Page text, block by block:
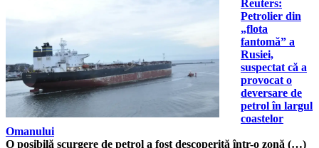
Reuters:
Petrolier din
„flota
fantomă” a
Rusiei,
suspectat că a
provocat o
deversare de
petrol în largul
coastelor
Omanului
O posibilă scurgere de petrol a fost descoperită într-o zonă (…)